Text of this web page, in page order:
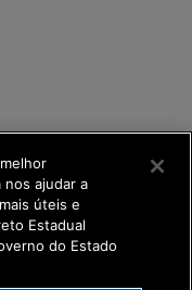
ajudar a
úteis e
Estadual
do Estado